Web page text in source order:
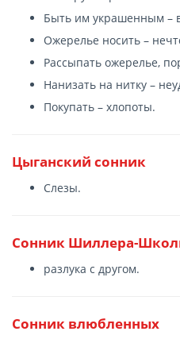
Быть им украшенным –
Ожерелье носить –
Рассыпать ожерелье,
Нанизать на нитку –
Покупать – хлопоты.
Цыганский сонник
Слезы.
Сонник Шиллера-
разлука с другом.
Сонник влюбленных